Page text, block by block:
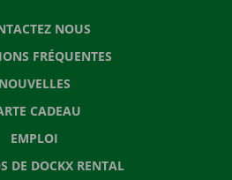
NOUS
FRÉQUENTES
NOUVELLES
CADEAU
EMPLOI
DE DOCKX RENTAL